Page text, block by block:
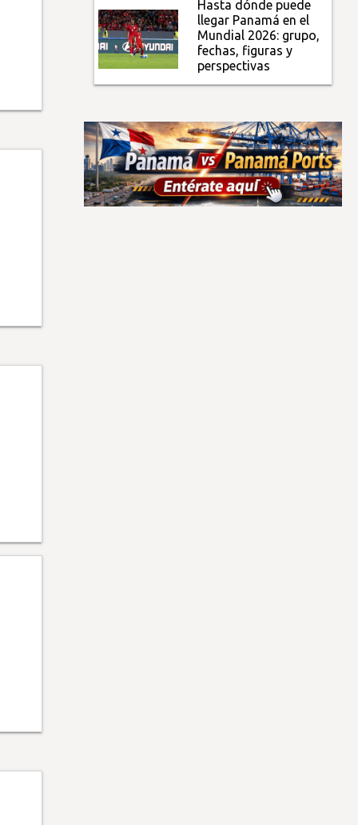
Hasta dónde puede
llegar Panamá en el
Mundial 2026: grupo,
fechas, figuras y
perspectivas